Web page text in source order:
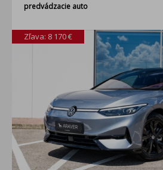
predvádzacie auto
Zľava: 8 170 €